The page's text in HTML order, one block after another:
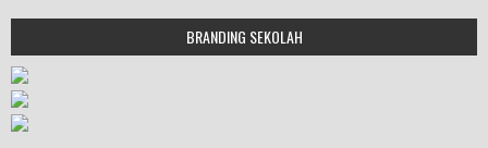
BRANDING SEKOLAH